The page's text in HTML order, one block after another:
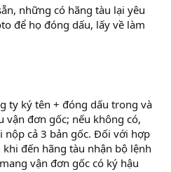
những có hãng tàu lại yêu
để họ đóng dấu, lấy về làm
ty ký tên + đóng dấu trong và
vận đơn gốc; nếu không có,
nộp cả 3 bản gốc. Đối với hợp
đến hãng tàu nhận bộ lệnh
vận đơn gốc có ký hậu